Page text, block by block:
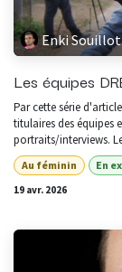
Enki Souillot
Les équipes
Par cette série
titulaires des équipes
portraits/interviews.
Au féminin En
19 avr. 2026